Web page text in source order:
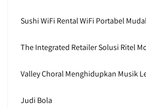
Sushi WiFi Rental WiFi Portabel
The Integrated Retailer Solusi Ritel
Valley Choral Menghidupkan Musik
Judi Bola